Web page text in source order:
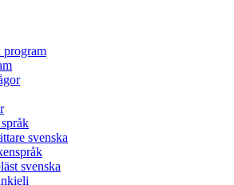
program
svenska
svenska